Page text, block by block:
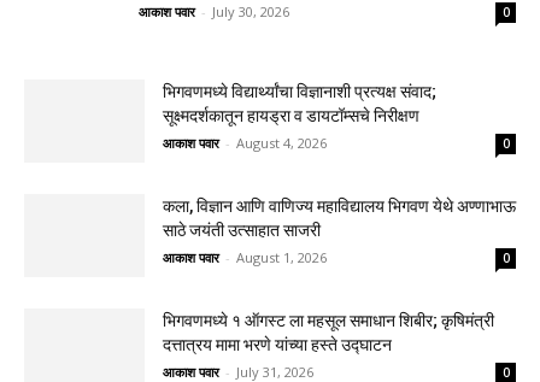
आकाश पवार - July 30, 2026 0
भिगवणमध्ये विद्यार्थ्यांचा विज्ञानाशी प्रत्यक्ष संवाद;
सूक्ष्मदर्शकातून हायड्रा व डायटॉम्सचे निरीक्षण
आकाश पवार - August 4, 2026 0
कला, विज्ञान आणि वाणिज्य महाविद्यालय भिगवण येथे अण्णाभाऊ
साठे जयंती उत्साहात साजरी
आकाश पवार - August 1, 2026 0
भिगवणमध्ये १ ऑगस्ट ला महसूल समाधान शिबीर; कृषिमंत्री
दत्तात्रय मामा भरणे यांच्या हस्ते उद्घाटन
आकाश पवार - July 31, 2026 0